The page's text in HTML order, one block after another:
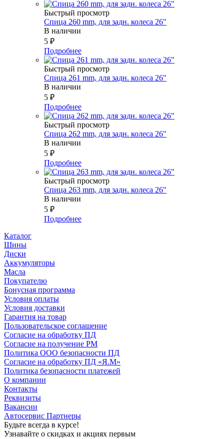
Быстрый просмотр
Спица 260 mm, для задн. колеса 26"
В наличии
5 ₽
Подробнее
Быстрый просмотр
Спица 261 mm, для задн. колеса 26"
В наличии
5 ₽
Подробнее
Быстрый просмотр
Спица 262 mm, для задн. колеса 26"
В наличии
5 ₽
Подробнее
Быстрый просмотр
Спица 263 mm, для задн. колеса 26"
В наличии
5 ₽
Подробнее
Каталог
Шины
Диски
Аккумуляторы
Масла
Покупателю
Бонусная программа
Условия оплаты
Условия доставки
Гарантия на товар
Пользовательское соглашение
Согласие на обработку ПД
Согласие на получение РМ
Политика ООО безопасности ПД
Согласие на обработку ПД «Я.М»
Политика безопасности платежей
О компании
Контакты
Реквизиты
Вакансии
Автосервис Партнеры
Будьте всегда в курсе!
Узнавайте о скидках и акциях первым